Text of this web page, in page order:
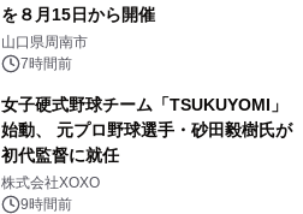
を８月15日から開催
山口県周南市
7時間前
女子硬式野球チーム「TSUKUYOMI」
始動、 元プロ野球選手・砂田毅樹氏が
初代監督に就任
株式会社XOXO
9時間前